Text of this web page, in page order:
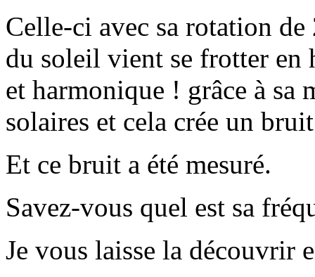
Celle-ci avec sa rotation
du soleil vient se frotter en
et harmonique ! grâce à sa
solaires et cela crée un
Et ce bruit a été mesuré.
Savez-vous quel est sa
Je vous laisse la découvrir